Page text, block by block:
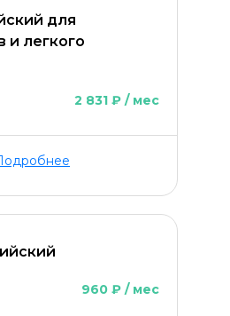
для
и легкого
2 831 ₽ / мес
960 ₽ / мес